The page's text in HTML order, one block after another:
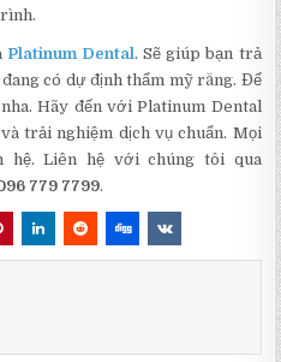
Platinum Dental. Sẽ giúp bạn trả
có dự định thẩm mỹ răng. Để
Hãy đến với Platinum Dental
trải nghiệm dịch vụ chuẩn. Mọi
Liên hệ với chúng tôi qua
779 7799.